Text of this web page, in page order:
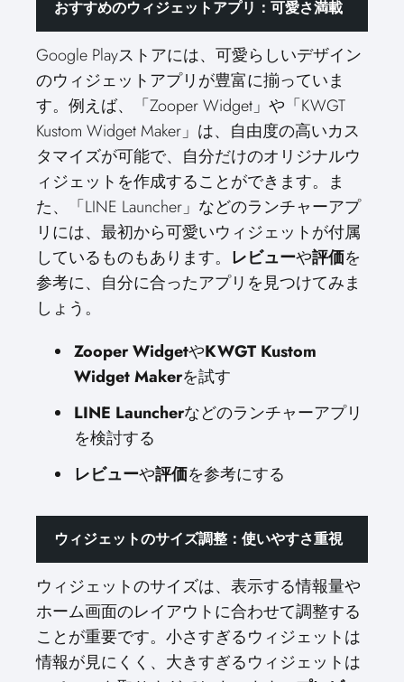
おすすめのウィジェットアプリ：可愛さ満載
Google Playストアには、可愛らしいデザイン
のウィジェットアプリが豊富に揃っていま
す。例えば、「Zooper Widget」や「KWGT
Kustom Widget Maker」は、自由度の高いカス
タマイズが可能で、自分だけのオリジナルウ
ィジェットを作成することができます。ま
た、「LINE Launcher」などのランチャーアプ
リには、最初から可愛いウィジェットが付属
しているものもあります。 レビューや評価を
参考に、自分に合ったアプリを見つけてみま
しょう。
Zooper WidgetやKWGT Kustom
Widget Makerを試す
LINE Launcherなどのランチャーアプリ
を検討する
レビューや評価を参考にする
ウィジェットのサイズ調整：使いやすさ重視
ウィジェットのサイズは、表示する情報量や
ホーム画面のレイアウトに合わせて調整する
ことが重要です。小さすぎるウィジェットは
情報が見にくく、大きすぎるウィジェットは